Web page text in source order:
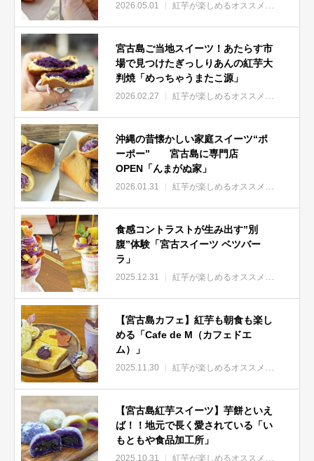
2026.05.01 紅芋が楽しめるオススメ店
宮古島ご当地スイーツ！あたらす市
場で見つけたぎっしりあんの紅芋大
判焼「めっちゃうまたこ源」
2026.02.27 紅芋が楽しめるオススメ店
沖縄の昔懐かしい家庭スイーツ“ポ
ーポー” 宮古島に専門店
OPEN「んまがぬ家」
2026.01.31 紅芋が楽しめるオススメ店
食感コントラストが生み出す”別
腹”体験「宮古スイーツ ベツバー
ラ」
2025.12.31 紅芋が楽しめるオススメ店
【宮古島カフェ】紅芋も朝食も楽し
める「Cafe de M（カフェドエ
ム）」
2025.11.30 紅芋が楽しめるオススメ店
【宮古島紅芋スイーツ】芋餅といえ
ば！！地元で長く愛されている「い
もともや食品加工所」
2025.10.31 紅芋が楽しめるオススメ店